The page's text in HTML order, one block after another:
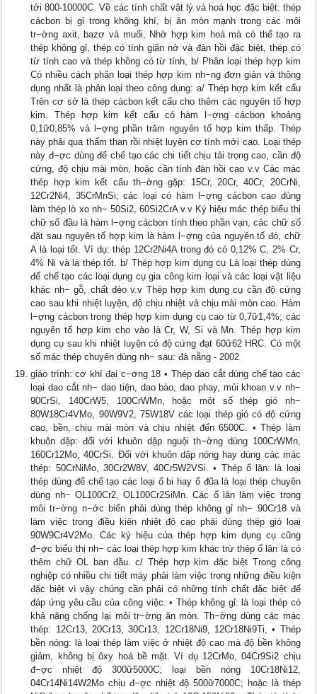
tới 800-10000C. Về các tính chất vật lý và hoá học đặc biệt: thép
cácbon bị gỉ trong không khí, bị ăn mòn mạnh trong các môi
tr−ờng axit, bazơ và muối, Nhờ hợp kim hoá mà có thể tạo ra
thép không gỉ, thép có tính giãn nở và đàn hồi đặc biệt, thép có
từ tính cao và thép không có từ tính, b/ Phân loại thép hợp kim
Có nhiều cách phân loại thép hợp kim nh−ng đơn giản và thông
dụng nhất là phân loại theo công dụng: a/ Thép hợp kim kết cấu
Trên cơ sở là thép cácbon kết cấu cho thêm các nguyên tố hợp
kim. Thép hợp kim kết cấu có hàm l−ợng cácbon khoảng
0,1ữ0,85% và l−ợng phần trăm nguyên tố hợp kim thấp. Thép
này phải qua thấm than rồi nhiệt luyện cơ tính mới cao. Loại thép
này đ−ợc dùng để chế tạo các chi tiết chịu tải trọng cao, cần độ
cứng, độ chịu mài mòn, hoặc cần tính đàn hồi cao v.v Các mác
thép hợp kim kết cấu th−ờng gặp: 15Cr, 20Cr, 40Cr, 20CrNi,
12Cr2Ni4, 35CrMnSi; các loại có hàm l−ợng cácbon cao dùng
làm thép lò xo nh− 50Si2, 60Si2CrA v.v Ký hiệu mác thép biểu thị
chữ số đầu là hàm l−ợng cácbon tính theo phần vạn, các chữ số
đặt sau nguyên tố hợp kim là hàm l−ợng của nguyên tố đó, chữ
A là loại tốt. Ví dụ: thép 12Cr2Ni4A trong đó có 0,12% C, 2% Cr,
4% Ni và là thép tốt. b/ Thép hợp kim dụng cụ Là loại thép dùng
để chế tạo các loại dụng cụ gia công kim loại và các loại vật liệu
khác nh− gỗ, chất dẻo v.v Thép hợp kim dụng cụ cần độ cứng
cao sau khi nhiệt luyện, độ chịu nhiệt và chịu mài mòn cao. Hàm
l−ợng cácbon trong thép hợp kim dụng cụ cao từ 0,7ữ1,4%; các
nguyên tố hợp kim cho vào là Cr, W, Si và Mn. Thép hợp kim
dụng cụ sau khi nhiệt luyện có độ cứng đạt 60ữ62 HRC. Có một
số mác thép chuyên dùng nh− sau: đà nẵng - 2002
giáo trình: cơ khí đại c−ơng 18 • Thép dao cắt dùng chế tạo các
loại dao cắt nh− dao tiện, dao bào, dao phay, mủi khoan v.v nh−
90CrSi, 140CrW5, 100CrWMn, hoặc một số thép gió nh−
80W18Cr4VMo, 90W9V2, 75W18V các loại thép gió có độ cứng
cao, bền, chịu mài mòn và chịu nhiệt đến 6500C. • Thép làm
khuôn dập: đối với khuôn dập nguội th−ờng dùng 100CrWMn,
160Cr12Mo, 40CrSi. Đối với khuôn dập nóng hay dùng các mác
thép: 50CrNiMo, 30Cr2W8V, 40Cr5W2VSi. • Thép ổ lăn: là loại
thép dùng để chế tạo các loại ổ bi hay ổ đũa là loại thép chuyên
dùng nh− OL100Cr2, OL100Cr2SiMn. Các ổ lăn làm việc trong
môi tr−ờng n−ớc biển phải dùng thép không gỉ nh− 90Cr18 và
làm việc trong điều kiên nhiệt độ cao phải dùng thép gió loại
90W9Cr4V2Mo. Các ký hiệu của thép hợp kim dụng cụ cũng
đ−ợc biểu thị nh− các loại thép hợp kim khác trừ thép ổ lăn là có
thêm chữ OL ban đầu. c/ Thép hợp kim đặc biệt Trong công
nghiệp có nhiều chi tiết máy phải làm việc trong những điều kiện
đặc biệt vì vậy chúng cần phải có những tính chất đặc biệt để
đáp ứng yêu cầu của công việc. • Thép không gỉ: là loại thép có
khả năng chống lại môi tr−ờng ăn mòn. Th−ờng dùng các mác
thép: 12Cr13, 20Cr13, 30Cr13, 12Cr18Ni9, 12Cr18Ni9Ti, • Thép
bền nóng: là loại thép làm việc ở nhiệt độ cao mà độ bền không
giảm, không bị ôxy hoá bề mặt. Ví dụ 12CrMo, 04Cr9Si2 chịu
đ−ợc nhiệt độ 300ữ5000C; loại bền nóng 10Cr18Ni12,
04Cr14Ni14W2Mo chịu đ−ợc nhiệt độ 500ữ7000C; hoặc là thép